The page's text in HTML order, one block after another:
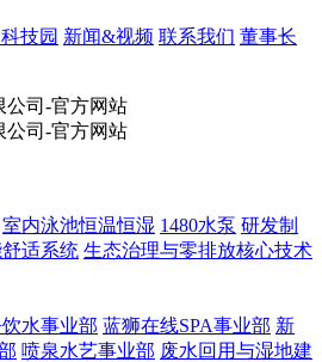
技园 新闻&视频 联系我们 董事长
室内泳池恒温恒湿 1480水泵 研发制
适系统 生态治理与零排放核心技术
水事业部 蓝狮在线SPA事业部 新
喷泉水艺事业部 废水回用与湿地建